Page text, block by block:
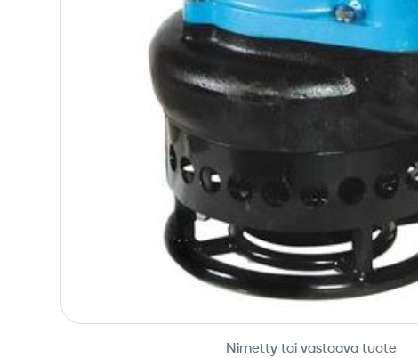
Nimetty tai vastaava tuote